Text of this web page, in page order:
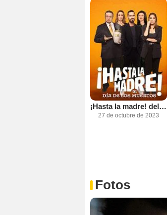
¡Hasta la madre! del Día de los muertos
27 de octubre de 2023
Fotos